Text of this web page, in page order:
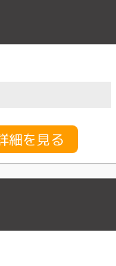
細を見る